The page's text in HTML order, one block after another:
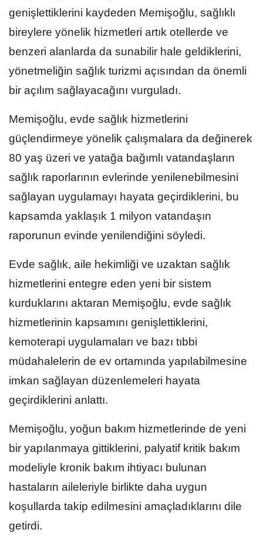
genişlettiklerini kaydeden Memişoğlu, sağlıklı
bireylere yönelik hizmetleri artık otellerde ve
benzeri alanlarda da sunabilir hale geldiklerini,
yönetmeliğin sağlık turizmi açısından da önemli
bir açılım sağlayacağını vurguladı.
Memişoğlu, evde sağlık hizmetlerini
güçlendirmeye yönelik çalışmalara da değinerek
80 yaş üzeri ve yatağa bağımlı vatandaşların
sağlık raporlarının evlerinde yenilenebilmesini
sağlayan uygulamayı hayata geçirdiklerini, bu
kapsamda yaklaşık 1 milyon vatandaşın
raporunun evinde yenilendiğini söyledi.
Evde sağlık, aile hekimliği ve uzaktan sağlık
hizmetlerini entegre eden yeni bir sistem
kurduklarını aktaran Memişoğlu, evde sağlık
hizmetlerinin kapsamını genişlettiklerini,
kemoterapi uygulamaları ve bazı tıbbi
müdahalelerin de ev ortamında yapılabilmesine
imkan sağlayan düzenlemeleri hayata
geçirdiklerini anlattı.
Memişoğlu, yoğun bakım hizmetlerinde de yeni
bir yapılanmaya gittiklerini, palyatif kritik bakım
modeliyle kronik bakım ihtiyacı bulunan
hastaların aileleriyle birlikte daha uygun
koşullarda takip edilmesini amaçladıklarını dile
getirdi.